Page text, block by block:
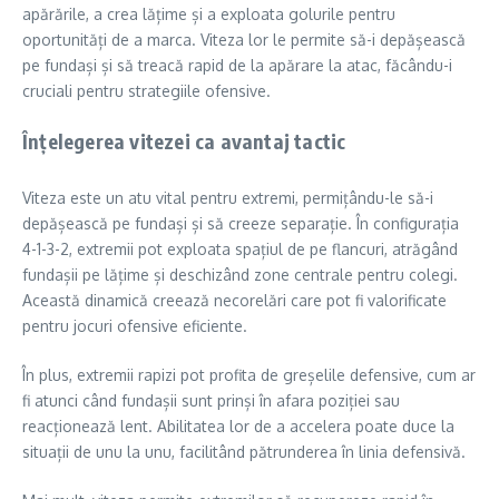
apărările, a crea lățime și a exploata golurile pentru
oportunități de a marca. Viteza lor le permite să-i depășească
pe fundași și să treacă rapid de la apărare la atac, făcându-i
cruciali pentru strategiile ofensive.
Înțelegerea vitezei ca avantaj tactic
Viteza este un atu vital pentru extremi, permițându-le să-i
depășească pe fundași și să creeze separație. În configurația
4-1-3-2, extremii pot exploata spațiul de pe flancuri, atrăgând
fundașii pe lățime și deschizând zone centrale pentru colegi.
Această dinamică creează necorelări care pot fi valorificate
pentru jocuri ofensive eficiente.
În plus, extremii rapizi pot profita de greșelile defensive, cum ar
fi atunci când fundașii sunt prinși în afara poziției sau
reacționează lent. Abilitatea lor de a accelera poate duce la
situații de unu la unu, facilitând pătrunderea în linia defensivă.